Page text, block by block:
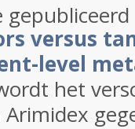
versus
level
het